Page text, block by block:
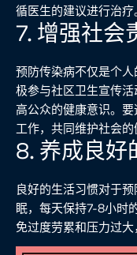
循医生的建议进行治疗
7. 增强社会
预防传染病不仅是个
极参与社区卫生宣传
高公众的健康意识。
工作，共同维护社会的
8. 养成良好
良好的生活习惯对于
眠，每天保持7-8小时
免过度劳累和压力过大